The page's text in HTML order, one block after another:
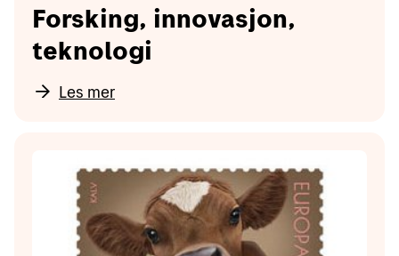
Forsking, innovasjon,
teknologi
Les mer